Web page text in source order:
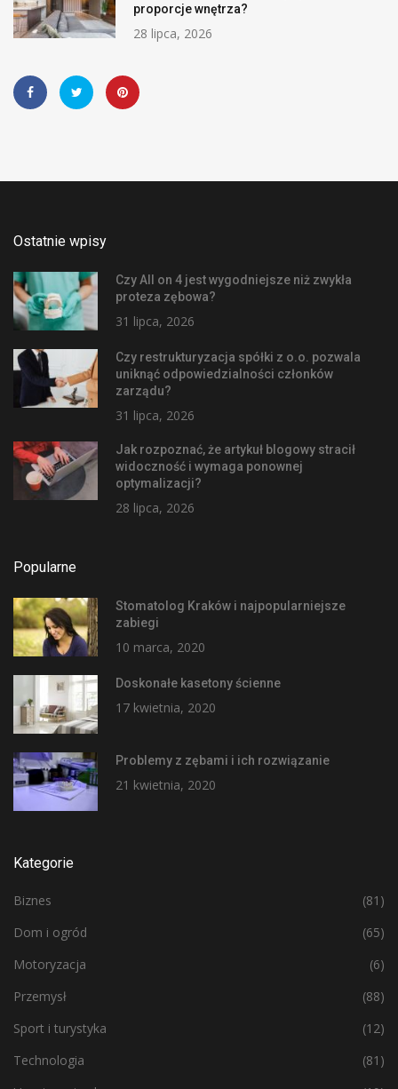
proporcje wnętrza?
28 lipca, 2026
Ostatnie wpisy
Czy All on 4 jest wygodniejsze niż zwykła
proteza zębowa?
31 lipca, 2026
Czy restrukturyzacja spółki z o.o. pozwala
uniknąć odpowiedzialności członków
zarządu?
31 lipca, 2026
Jak rozpoznać, że artykuł blogowy stracił
widoczność i wymaga ponownej
optymalizacji?
28 lipca, 2026
Popularne
Stomatolog Kraków i najpopularniejsze
zabiegi
10 marca, 2020
Doskonałe kasetony ścienne
17 kwietnia, 2020
Problemy z zębami i ich rozwiązanie
21 kwietnia, 2020
Kategorie
Biznes
(81)
Dom i ogród
(65)
Motoryzacja
(6)
Przemysł
(88)
Sport i turystyka
(12)
Technologia
(81)